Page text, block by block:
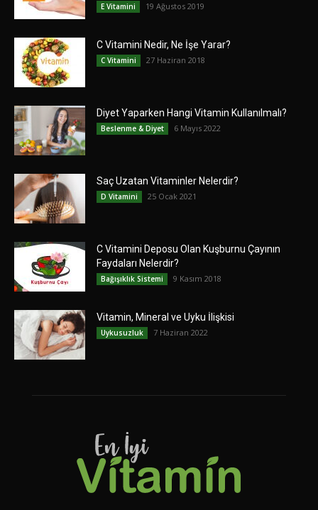
E Vitamini 19 Ağustos 2019
C Vitamini Nedir, Ne İşe Yarar?
C Vitamini 27 Haziran 2018
Diyet Yaparken Hangi Vitamin Kullanılmalı?
Beslenme & Diyet 6 Mayıs 2022
Saç Uzatan Vitaminler Nelerdir?
D Vitamini 25 Ocak 2021
C Vitamini Deposu Olan Kuşburnu Çayının
Faydaları Nelerdir?
Bağışıklık Sistemi 9 Kasım 2018
Vitamin, Mineral ve Uyku İlişkisi
Uykusuzluk 7 Haziran 2022